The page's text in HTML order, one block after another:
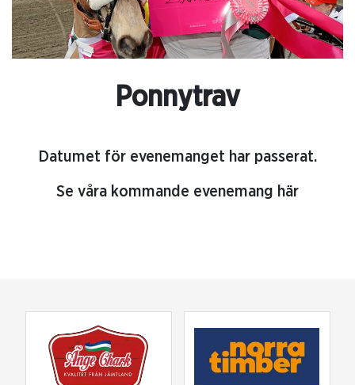
Ponnytrav
Datumet för evenemanget har passerat.
Se våra kommande evenemang här